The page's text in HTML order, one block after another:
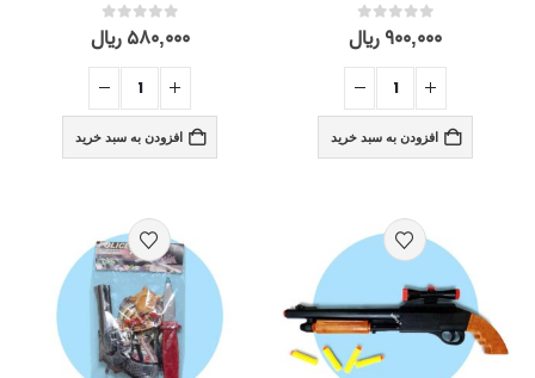
۹۰۰,۰۰۰ریال
افزودن به سبد خرید
۵۸۰,۰۰۰ ریال
افزودن به سبد خرید